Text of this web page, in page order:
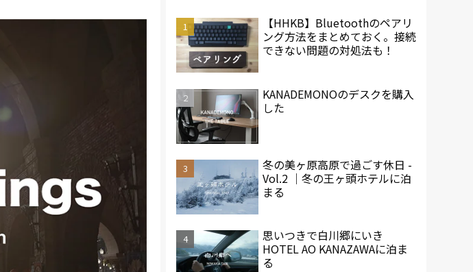
【HHKB】Bluetoothのペアリ
ング方法をまとめておく。接続
できない問題の対処法も！
KANADEMONOのデスクを購入
した
冬の美ヶ原高原で過ごす休日 -
Vol.2 ｜冬の王ヶ頭ホテルに泊
まる
思いつきで白川郷にいき
HOTEL AO KANAZAWAに泊ま
る